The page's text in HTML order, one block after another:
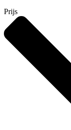
Prijs